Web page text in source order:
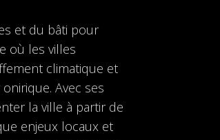
et du bâti pour
où les villes
climatique et
Avec ses
la ville à partir de
enjeux locaux et